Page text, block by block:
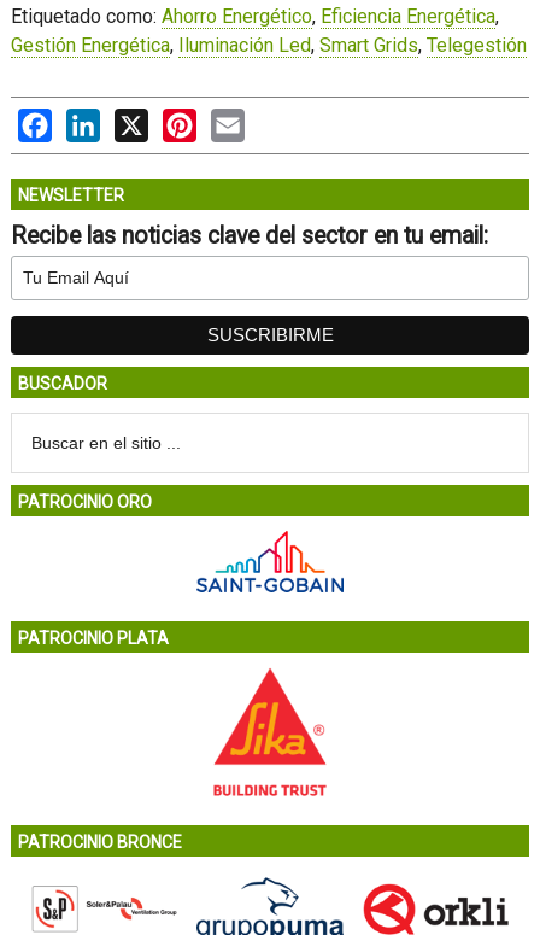
Etiquetado como: Ahorro Energético, Eficiencia Energética,
Gestión Energética, Iluminación Led, Smart Grids, Telegestión
FacebookLinkedIn
X PinterestEmail
NEWSLETTER
Recibe las noticias clave del sector en tu email:
BUSCADOR
PATROCINIO ORO
PATROCINIO PLATA
PATROCINIO BRONCE